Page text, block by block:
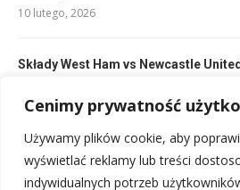
Cenimy prywatność
Używamy plików cookie, aby
wyświetlać reklamy lub treści
indywidualnych potrzeb
10 lutego, 2026
Składy West Ham vs Newcastle
10 lutego, 2026
Składy: Al-Hilal – Al Hazm: Kto zagra
10 lutego, 2026